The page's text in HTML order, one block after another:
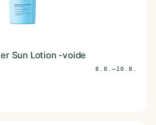
Sun Lotion -voide
8.8.–10.8.